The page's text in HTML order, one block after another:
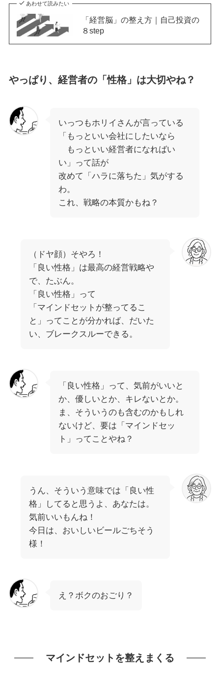
あわせて読みたい
「経営脳」の整え方｜自己投資の
８step
やっぱり、経営者の「性格」は大切やね？
いっつもホリイさんが言っている
「もっといい会社にしたいなら
もっといい経営者になればい
い」って話が
改めて「ハラに落ちた」気がする
わ。
これ、戦略の本質かもね？
（ドヤ顔）そやろ！
「良い性格」は最高の経営戦略や
で、たぶん。
「良い性格」って
「マインドセットが整ってるこ
と」ってことが分かれば、だいた
い、ブレークスルーできる。
「良い性格」って、気前がいいと
か、優しいとか、キレないとか。
ま、そういうのも含むのかもしれ
ないけど、要は「マインドセッ
ト」ってことやね？
うん、そういう意味では「良い性
格」してると思うよ、あなたは。
気前いいもんね！
今日は、おいしいビールごちそう
様！
え？ボクのおごり？
マインドセットを整えまくる